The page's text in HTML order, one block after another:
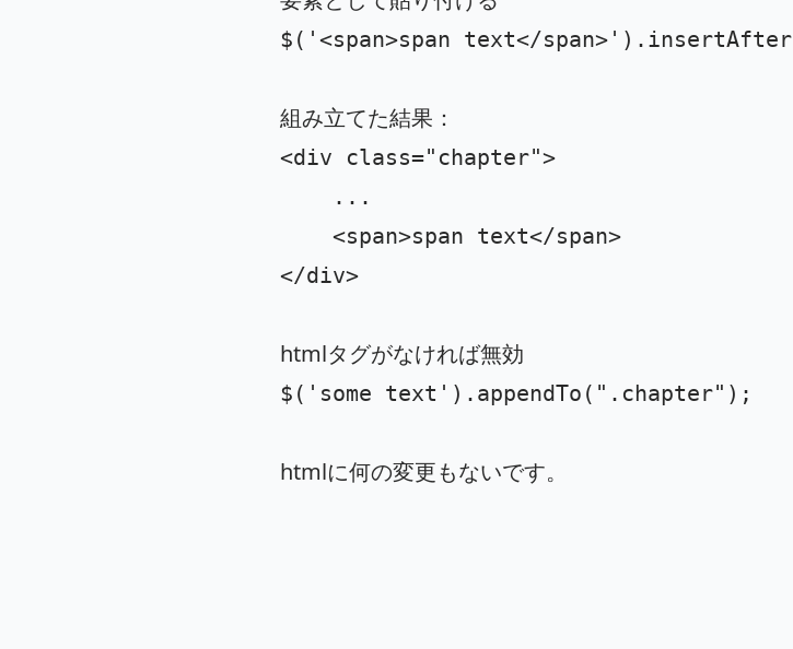
$ ( ' <span>span text</span> ' ). insertAfter
組み立てた結果：
<div class="chapter">
<span>span text</span>
</div>
htmlタグがなければ無効
$ ( ' some text ' ). appendTo ( " .chapter" );
htmlに何の変更もないです。